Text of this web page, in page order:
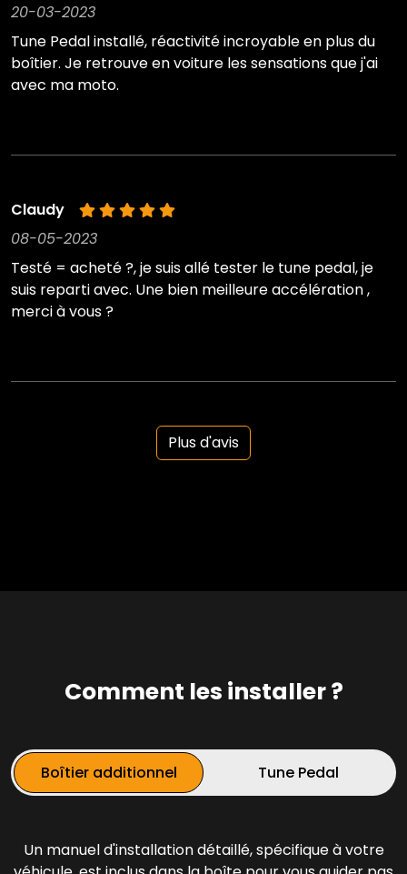
20-03-2023
Tune Pedal installé, réactivité incroyable en plus du
boîtier. Je retrouve en voiture les sensations que j'ai
avec ma moto.
Claudy
08-05-2023
Testé = acheté ?, je suis allé tester le tune pedal, je
suis reparti avec. Une bien meilleure accélération ,
merci à vous ?
Plus d'avis
Comment les installer ?
Boîtier additionnel Tune Pedal
Un manuel d'installation détaillé, spécifique à votre